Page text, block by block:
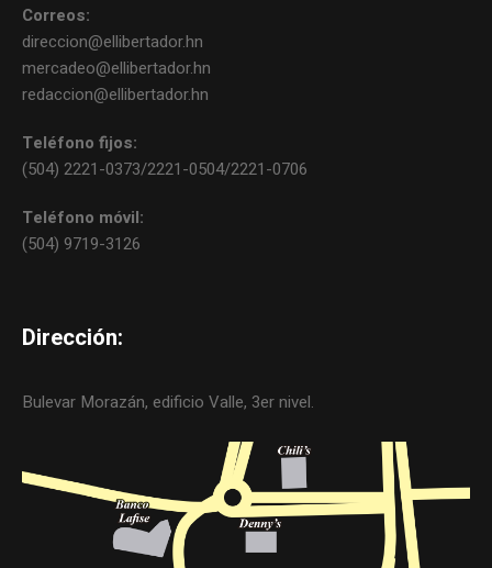
Correos:
direccion@ellibertador.hn
mercadeo@ellibertador.hn
redaccion@ellibertador.hn
Teléfono fijos:
(504) 2221-0373/2221-0504/2221-0706
Teléfono móvil:
(504) 9719-3126
Dirección:
Bulevar Morazán, edificio Valle, 3er nivel.